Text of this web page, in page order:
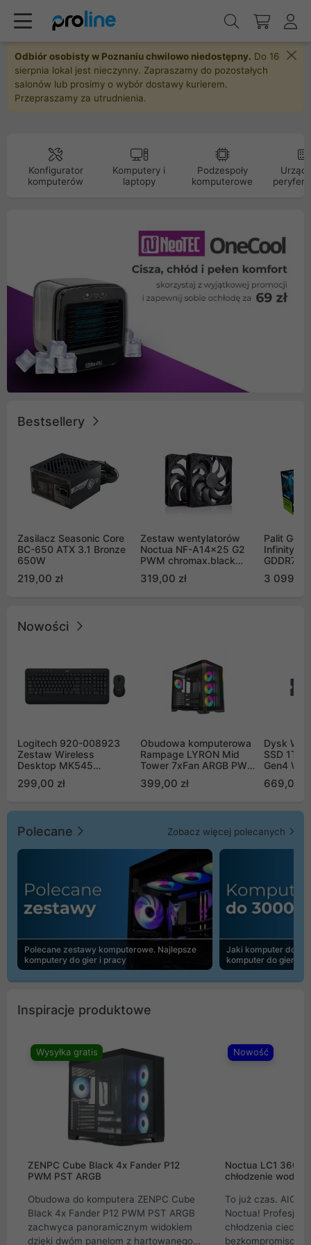
Odbiór osobisty w Poznaniu chwilowo niedostępny. Do 16
sierpnia lokal jest nieczynny. Zapraszamy do pozostałych
salonów lub prosimy o wybór dostawy kurierem.
Przepraszamy za utrudnienia.
Konfigurator
komputerów
Komputery i
laptopy
Podzespoły
komputerowe
Bestsellery
Zasilacz Seasonic Core
BC-650 ATX 3.1 Bronze
650W
219,00 zł
Zestaw wentylatorów
Noctua NF-A14x25 G2
PWM chromax.black
Push Pull (2szt)
319,00 zł
Palit
Infinity 3
GDDR7
GB2050S)
3 099,00
Nowości
Logitech 920-008923
Zestaw Wireless
Desktop MK545
299,00 zł
Obudowa komputerowa
Rampage LYRON Mid
Tower 7xFan ARGB PWM
399,00 zł
Dysk WD
SSD 1TB
Gen4
669,00
Polecane Zobacz więcej polecanych
Polecane zestawy komputerowe. Najlepsze
komputery do gier i pracy
Jaki komputer do
komputer do gier |
Inspiracje produktowe
Wysyłka gratis
ZENPC Cube Black 4x Fander P12
PWM PST ARGB
Obudowa do komputera ZENPC Cube
Black 4x Fander P12 PWM PST ARGB
zachwyca panoramicznym widokiem
dzięki dwóm panelom z hartowanego
Nowość
Noctua LC1
chłodzenie wodne
To już czas. AIO
Noctua!
chłodzenia cieczą